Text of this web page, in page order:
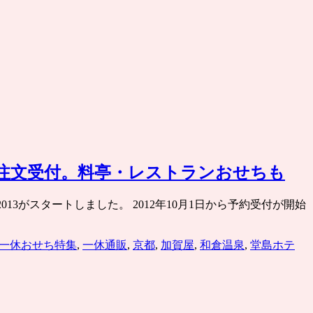
文受付。料亭・レストランおせちも
がスタートしました。 2012年10月1日から予約受付が開始
休おせち特集, 一休通販, 京都, 加賀屋, 和倉温泉, 堂島ホテ